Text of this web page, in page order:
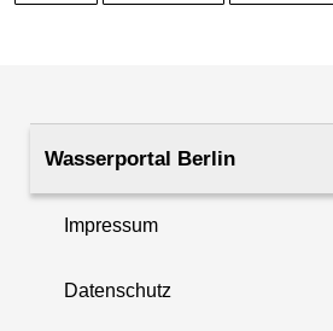
Wasserportal Berlin
Impressum
Datenschutz